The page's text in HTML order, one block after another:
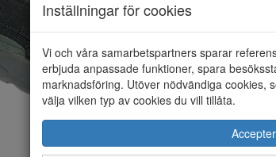
Inställningar för cookies
Vi och våra samarbetspartners sparar
erbjuda anpassade funktioner, spara
marknadsföring. Utöver nödvändiga cookies,
välja vilken typ av cookies du vill tillåta.